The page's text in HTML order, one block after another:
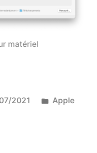
matériel
2021
Publié
Apple